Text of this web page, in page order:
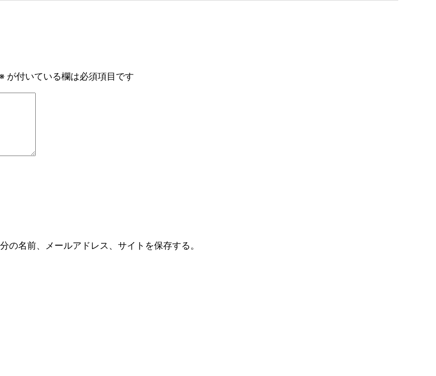
※ が付いている欄は必須項目です
の名前、メールアドレス、サイトを保存する。